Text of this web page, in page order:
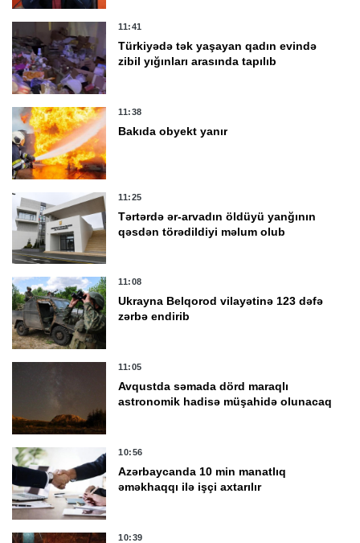
11:41
Türkiyədə tək yaşayan qadın evində
zibil yığınları arasında tapılıb
11:38
Bakıda obyekt yanır
11:25
Tərtərdə ər-arvadın öldüyü yanğının
qəsdən törədildiyi məlum olub
11:08
Ukrayna Belqorod vilayətinə 123 dəfə
zərbə endirib
11:05
Avqustda səmada dörd maraqlı
astronomik hadisə müşahidə olunacaq
10:56
Azərbaycanda 10 min manatlıq
əməkhaqqı ilə işçi axtarılır
10:39